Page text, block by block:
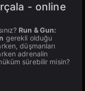
- online
Run & Gun:
gerekli olduğu
düşmanları
adrenalin
sürebilir misin?